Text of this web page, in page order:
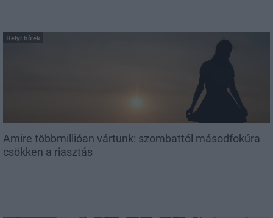
Helyi hírek
Amire többmillióan vártunk: szombattól másodfokúra
csökken a riasztás